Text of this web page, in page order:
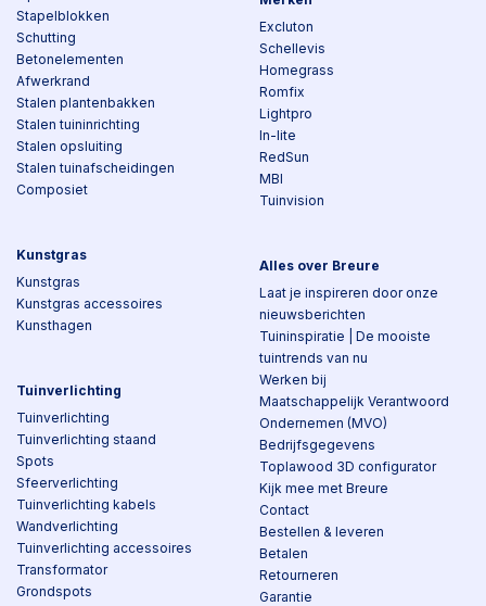
Stapelblokken
Schutting
Betonelementen
Afwerkrand
Stalen plantenbakken
Stalen tuininrichting
Stalen opsluiting
Stalen tuinafscheidingen
Composiet
Kunstgras
Kunstgras
Kunstgras accessoires
Kunsthagen
Tuinverlichting
Tuinverlichting
Tuinverlichting staand
Spots
Sfeerverlichting
Tuinverlichting kabels
Wandverlichting
Tuinverlichting accessoires
Transformator
Grondspots
Excluton
Schellevis
Homegrass
Romfix
Lightpro
In-lite
RedSun
MBI
Tuinvision
Alles over Breure
Laat je inspireren door onze
nieuwsberichten
Tuininspiratie | De mooiste
tuintrends van nu
Werken bij
Maatschappelijk Verantwoord
Ondernemen (MVO)
Bedrijfsgegevens
Toplawood 3D configurator
Kijk mee met Breure
Contact
Bestellen & leveren
Betalen
Retourneren
Garantie